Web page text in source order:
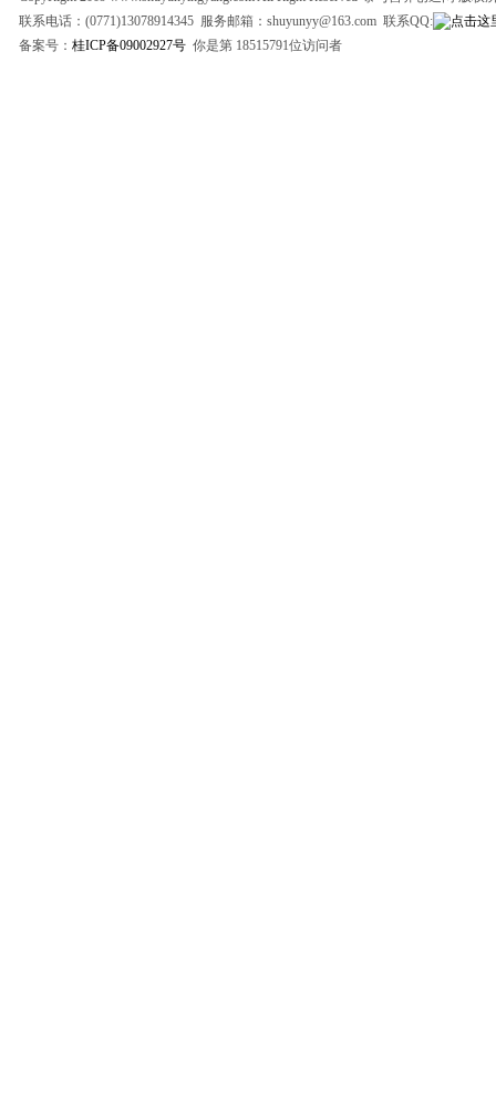
联系电话：(0771)13078914345 服务邮箱：shuyunyy@163.com 联系QQ:
备案号： 桂ICP备09002927号 你是第 18515791位访问者